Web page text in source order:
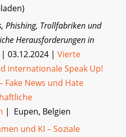
Phishing, Trollfabriken und
Herausforderungen in
03.12.2024 | Vierte
internationale Speak Up!
Fake News und Hate
| Eupen, Belgien
und KI – Soziale